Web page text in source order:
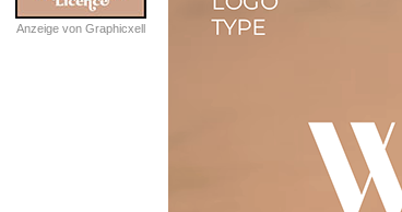
Anzeige von Graphicxell